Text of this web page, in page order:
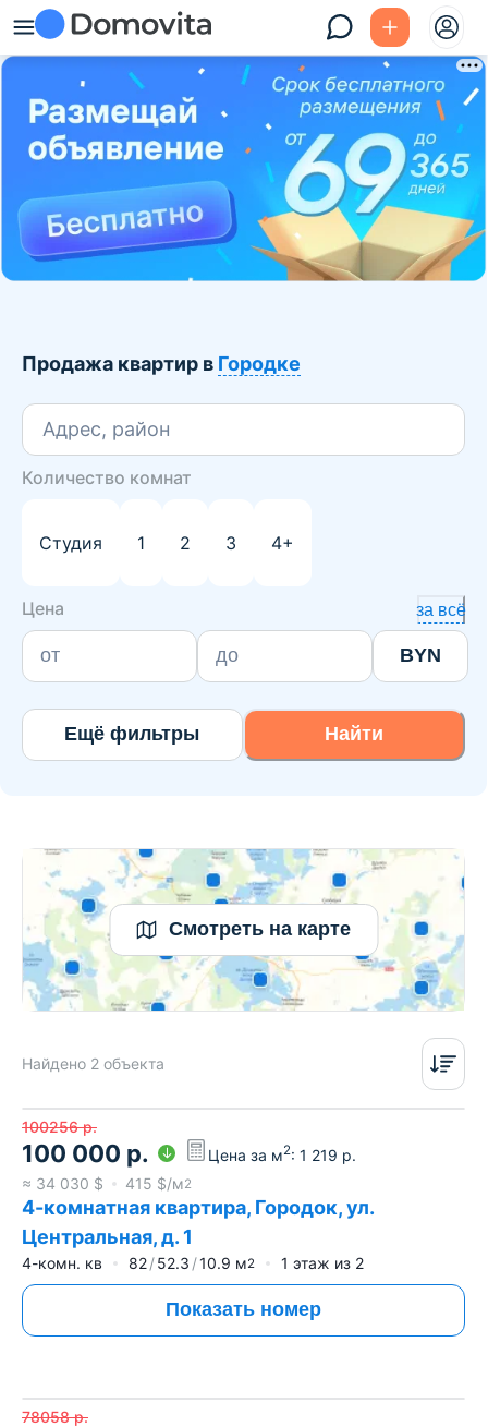
Продажа квартир в Городке
Адрес, район
Количество комнат
Студия 1 2 3 4+
Цена за всё
BYN
Ещё фильтры Найти
Смотреть на карте
Найдено 2 объекта
100256 р.
100 000 р. Цена за м2: 1 219 р.
≈ 34 030 $ 415 $/м2
4-комнатная квартира, Городок, ул.
Центральная, д. 1
4-комн. кв 82 52.3 10.9 м2 1 этаж из 2
Показать номер
78058 р.